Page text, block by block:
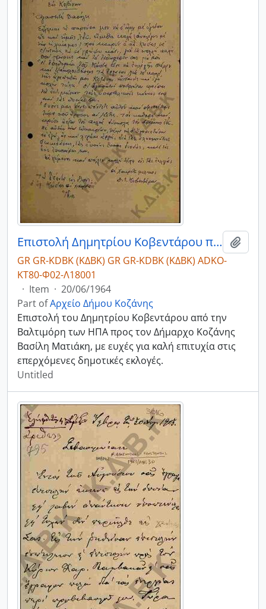
Επιστολή Δημητρίου Κοβεντάρου προς τον Δήμαρχο Κοζάνης Βασίλη Ματιάκη με ημερομηνία 20/06/1964
GR GR-KDBK (ΚΔΒΚ) GR GR-KDBK (ΚΔΒΚ) ADKO-
ΚΤ80-Φ02-Λ18001
· Item · 20/06/1964
Part ofΑρχείο Δήμου Κοζάνης
Επιστολή του Δημητρίου Κοβεντάρου από την
Βαλτιμόρη των ΗΠΑ προς τον Δήμαρχο Κοζάνης
Βασίλη Ματιάκη, με ευχές για καλή επιτυχία στις
επερχόμενες δημοτικές εκλογές.
Untitled